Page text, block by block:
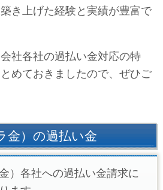
き上げた経験と実績が豊富で
社各社の過払い金対応の特
めておきましたので、ぜひご
金）の過払い金
）各社への過払い金請求に